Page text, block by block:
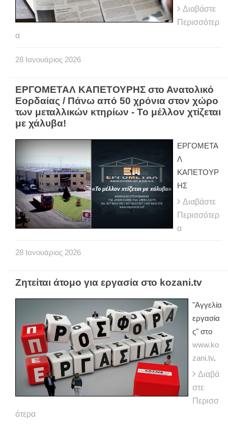
Διαβάστε
Περισσότερ
α
28 Ιανουάριος 2026
ΕΡΓΟΜΕΤΑΛ ΚΑΠΕΤΟΥΡΗΣ στο Ανατολικό
Εορδαίας / Πάνω από 50 χρόνια στον χώρο
των μεταλλικών κτηρίων - Το μέλλον χτίζεται
με χάλυβα!
ΕΡΓΟΜΕΤΑ
Λ
ΚΑΠΕΤΟΥΡ
ΗΣ
Διαβάστε
Περισσότερ
α
28 Ιανουάριος 2026
Ζητείται άτομο για εργασία στο kozani.tv
"Αγγελία
εργασία
ς" στο
www.ko
zani.tv.
Διαβά
στε
Περισσ
ότερα